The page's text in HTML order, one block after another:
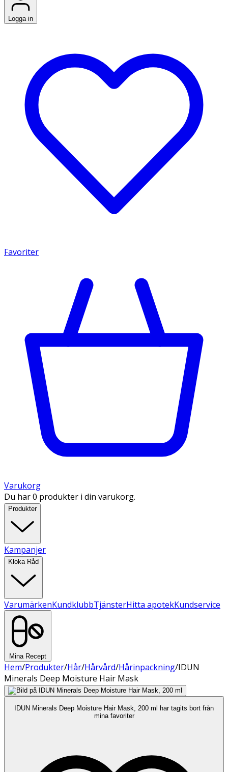
Logga in
Favoriter
Varukorg
Du har 0 produkter i din varukorg.
Produkter
Kampanjer
Kloka Råd
VarumärkenKundklubbTjänsterHitta apotekKundservice
Mina Recept
Hem/Produkter/Hår/Hårvård/Hårinpackning/IDUN
Minerals Deep Moisture Hair Mask
IDUN Minerals Deep Moisture Hair Mask, 200 ml har tagits bort från
mina favoriter